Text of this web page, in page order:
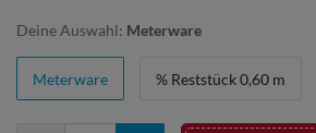
Deine Auswahl: Meterware
Meterware % Reststück 0,60 m